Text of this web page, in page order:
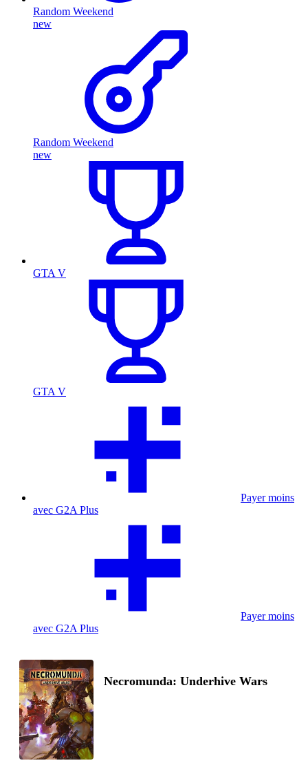
Random Weekend
new
Random Weekend
new
GTA V
GTA V
Payer moins
avec G2A Plus
Payer moins
avec G2A Plus
Necromunda: Underhive Wars